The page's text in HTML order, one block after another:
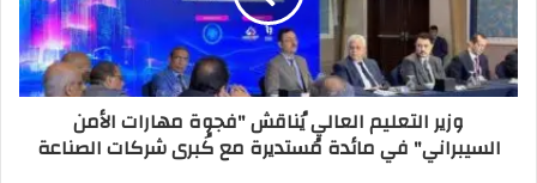
وزير التعليم العالي يُناقش "فجوة مهارات الأمن
السيبراني" في مائدة مُستديرة مع كُبرى شركات الصناعة